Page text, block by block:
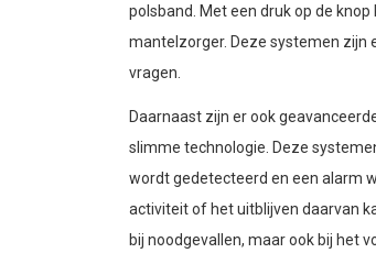
polsband. Met een druk op de
mantelzorger. Deze systemen zijn
vragen.
Daarnaast zijn er ook
slimme technologie. Deze
wordt gedetecteerd en een alarm
activiteit of het uitblijven daarvan
bij noodgevallen, maar ook bij het